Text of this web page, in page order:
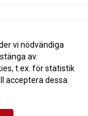
vi nödvändiga
av.
t.ex. för statistik
acceptera dessa.